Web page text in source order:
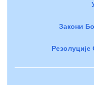
Закони
Резолуције